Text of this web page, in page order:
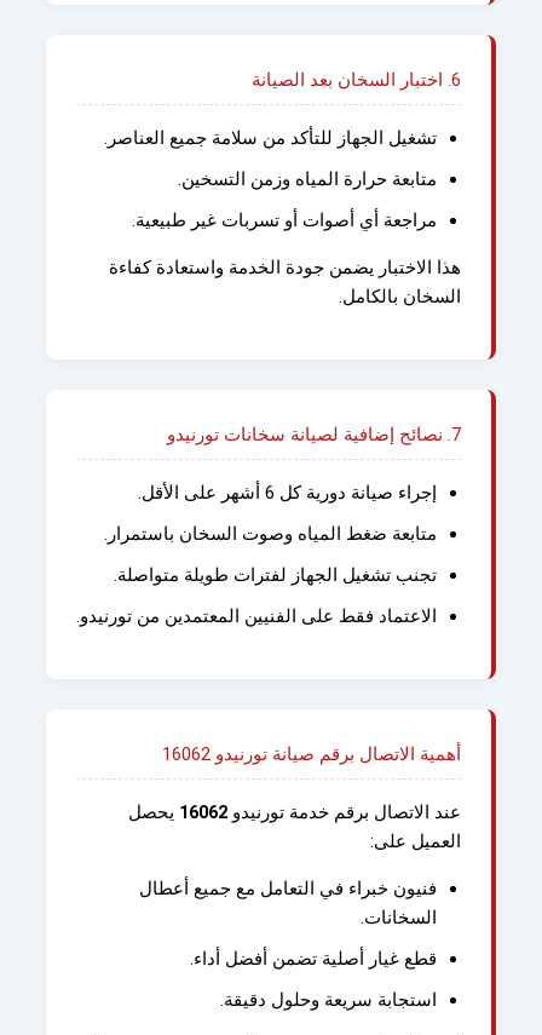
6. اختبار السخان بعد الصيانة
تشغيل الجهاز للتأكد من سلامة جميع العناصر.
متابعة حرارة المياه وزمن التسخين.
مراجعة أي أصوات أو تسربات غير طبيعية.
هذا الاختبار يضمن جودة الخدمة واستعادة كفاءة
السخان بالكامل.
7. نصائح إضافية لصيانة سخانات تورنيدو
إجراء صيانة دورية كل 6 أشهر على الأقل.
متابعة ضغط المياه وصوت السخان باستمرار.
تجنب تشغيل الجهاز لفترات طويلة متواصلة.
الاعتماد فقط على الفنيين المعتمدين من تورنيدو.
أهمية الاتصال برقم صيانة تورنيدو 16062
عند الاتصال برقم خدمة تورنيدو 16062 يحصل
العميل على:
فنيون خبراء في التعامل مع جميع أعطال
السخانات.
قطع غيار أصلية تضمن أفضل أداء.
استجابة سريعة وحلول دقيقة.